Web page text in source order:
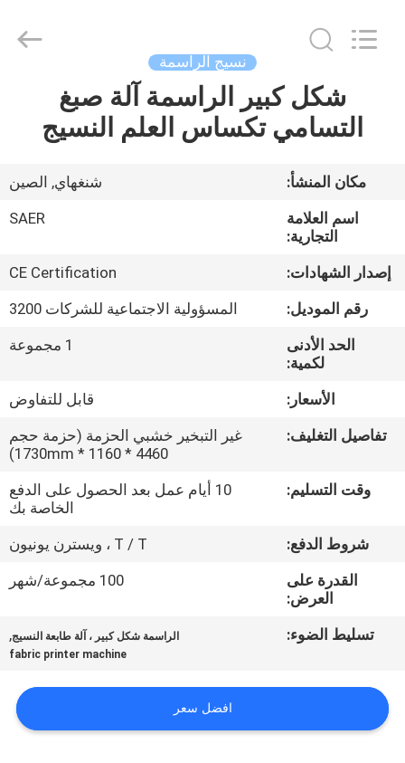
أشرطة
حول
في
المعمل
ضبط
الجودة
أخبار
جميع
Supplier
نسيج الراسمة
شكل كبير الراسمة آلة صبغ
التسامي تكساس العلم النسيج
مكان المنشأ:
شنغهاي, الصين
اسم العلامة
التجارية:
SAER
إصدار الشهادات:
CE Certification
رقم الموديل:
المسؤولية الاجتماعية للشركات 3200
الحد الأدنى
لكمية:
1 مجموعة
الأسعار:
قابل للتفاوض
تفاصيل التغليف:
غير التبخير خشبي الحزمة (حزمة حجم
4460 * 1160 * 1730mm)
وقت التسليم:
10 أيام عمل بعد الحصول على الدفع
الخاصة بك
شروط الدفع:
T / T ، ويسترن يونيون
القدرة على
العرض:
100 مجموعة/شهر
تسليط الضوء: الراسمة شكل كبير ، آلة طابعة النسيج,
fabric printer machine
افضل سعر